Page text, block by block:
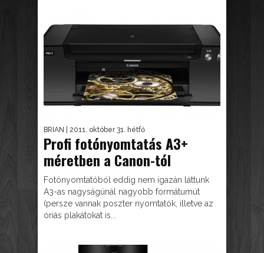
BRIAN | 2011. október 31. hétfő
Profi fotónyomtatás A3+
méretben a Canon-tól
Fotónyomtatóból eddig nem igazán láttunk
A3-as nagyságúnál nagyobb formátumút
(persze vannak poszter nyomtatók, illetve az
óriás plakátokat is...